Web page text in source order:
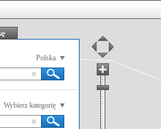
Polska
Wybierz kategorię